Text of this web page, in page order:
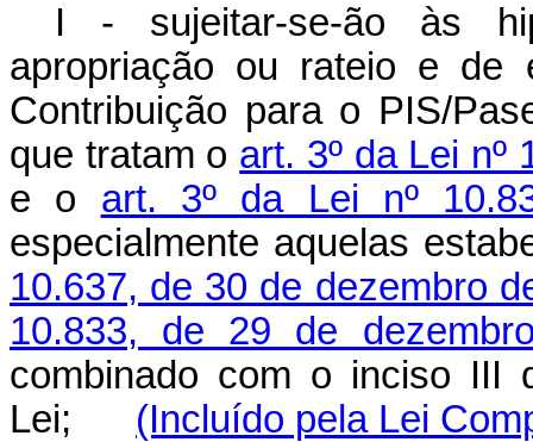
I - sujeitar-se-ão às
apropriação ou rateio e de
Contribuição para o PIS/
que tratam o art. 3º da Lei nº
e o art. 3º da Lei nº
especialmente aquelas
10.637, de 30 de dezembro
10.833, de 29 de
combinado com o inciso III
Lei;
(Incluído pela Lei